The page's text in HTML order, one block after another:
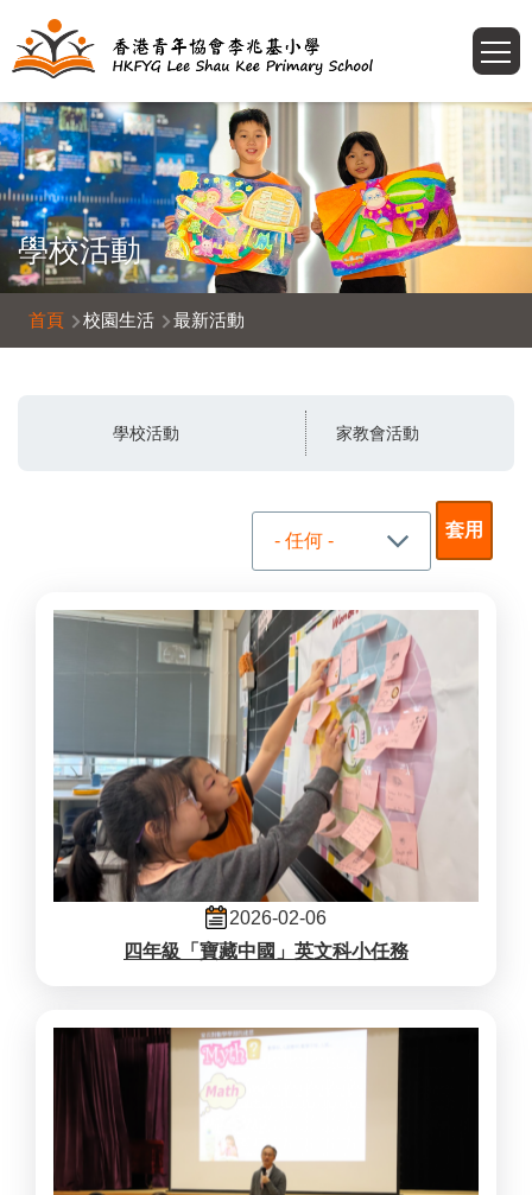
移至主內容
學校活動
導
航
首頁 校園生活 最新活動
學校活動 家教會活動
2026-02-06
四年級「寶藏中國」英文科小任務